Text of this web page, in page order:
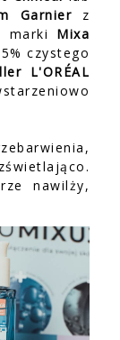
Garnier z
marki
Mixa
czystego
L'ORÉAL
nawilży,